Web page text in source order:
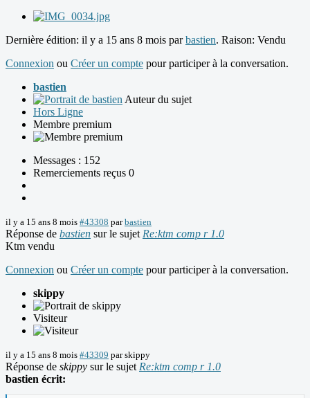
Dernière édition: il y a 15 ans 8 mois parbastien. Raison: Vendu
Connexion ou Créer un compte pour participer à la conversation.
bastien
Auteur du sujet
Hors Ligne
Membre premium
Messages : 152
Remerciements reçus 0
il y a 15 ans 8 mois #43308 parbastien
Réponse de bastien sur le sujet Re:ktm comp r 1.0
Ktm vendu
Connexion ou Créer un compte pour participer à la conversation.
skippy
Visiteur
il y a 15 ans 8 mois #43309 parskippy
Réponse de skippy sur le sujet Re:ktm comp r 1.0
bastien écrit: